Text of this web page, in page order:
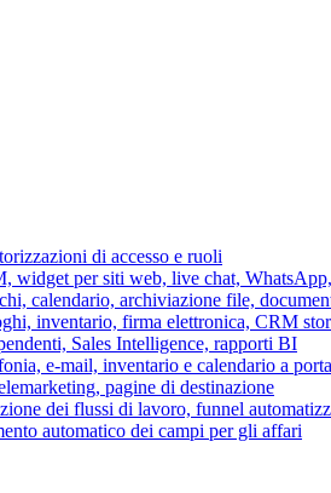
di accesso e ruoli
widget per siti web, live chat,
calendario, archiviazione file,
inventario, firma elettronica, CRM
Sales Intelligence, rapporti BI
e-mail, inventario e calendario a
pagine di destinazione
dei flussi di lavoro, funnel
automatico dei campi per gli affari